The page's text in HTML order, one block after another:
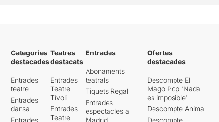
Categories
destacades
Entrades
teatre
Entrades
dansa
Entrades
Teatres
destacats
Entrades
Teatre
Tívoli
Entrades
Teatre
Entrades
Abonaments
teatrals
Tiquets Regal
Entrades
espectacles a
Madrid
Ofertes
destacades
Descompte El
Mago Pop 'Nada
es imposible'
Descompte Ànima
Descompte